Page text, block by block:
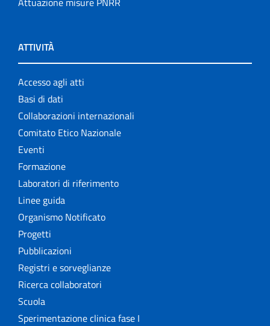
ATTIVITÀ
Accesso agli atti
Basi di dati
Collaborazioni internazionali
Comitato Etico Nazionale
Eventi
Formazione
Laboratori di riferimento
Linee guida
Organismo Notificato
Progetti
Pubblicazioni
Registri e sorveglianze
Ricerca collaboratori
Scuola
Sperimentazione clinica fase I